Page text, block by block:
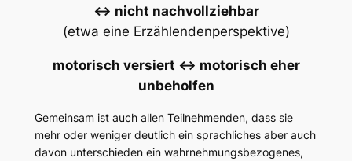
<-> nicht nachvollziehbar
(etwa eine Erzählendenperspektive)
motorisch versiert <-> motorisch eher
unbeholfen
Gemeinsam ist auch allen Teilnehmenden, dass sie
mehr oder weniger deutlich ein sprachliches aber auch
davon unterschieden ein wahrnehmungsbezogenes,